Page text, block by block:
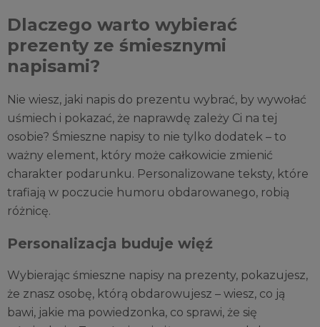
Dlaczego warto wybierać
prezenty ze śmiesznymi
napisami?
Nie wiesz, jaki napis do prezentu wybrać, by wywołać
uśmiech i pokazać, że naprawdę zależy Ci na tej
osobie? Śmieszne napisy to nie tylko dodatek – to
ważny element, który może całkowicie zmienić
charakter podarunku. Personalizowane teksty, które
trafiają w poczucie humoru obdarowanego, robią
różnicę.
Personalizacja buduje więź
Wybierając śmieszne napisy na prezenty, pokazujesz,
że znasz osobę, którą obdarowujesz – wiesz, co ją
bawi, jakie ma powiedzonka, co sprawi, że się